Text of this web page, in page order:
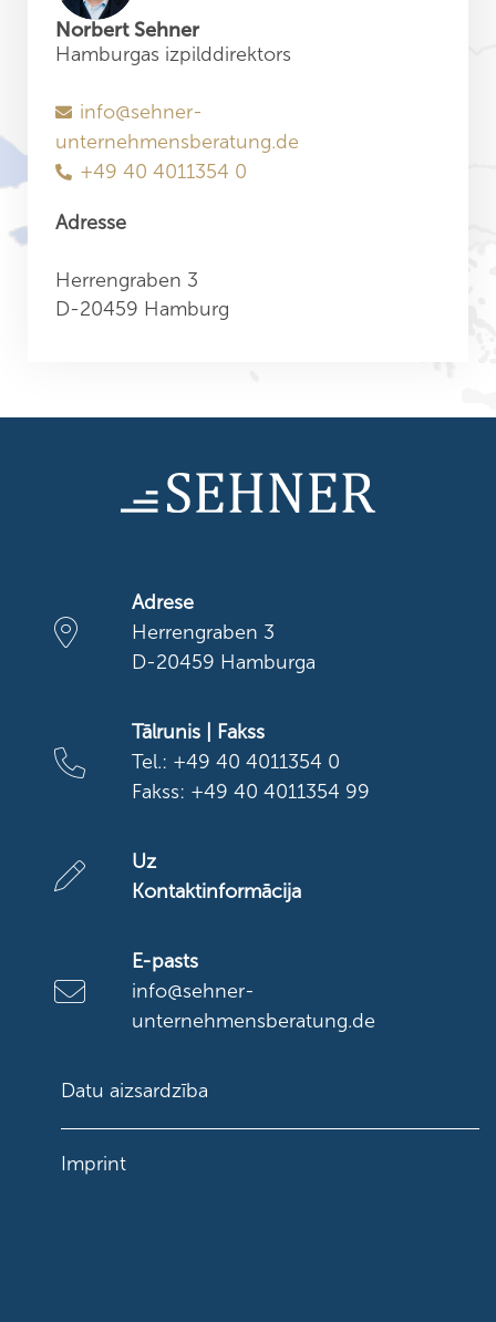
Barcelona
Norbert Sehner
Hamburgas izpilddirektors
info@sehner-
unternehmensberatung.de
+49 40 4011354 0
Adresse
Herrengraben 3
D-20459 Hamburg
Adrese
Herrengraben 3
D-20459 Hamburga
Tālrunis | Fakss
Tel.: +49 40 4011354 0
Fakss: +49 40 4011354 99
Uz
Kontaktinformācija
E-pasts
info@sehner-
unternehmensberatung.de
Datu aizsardzība
Imprint